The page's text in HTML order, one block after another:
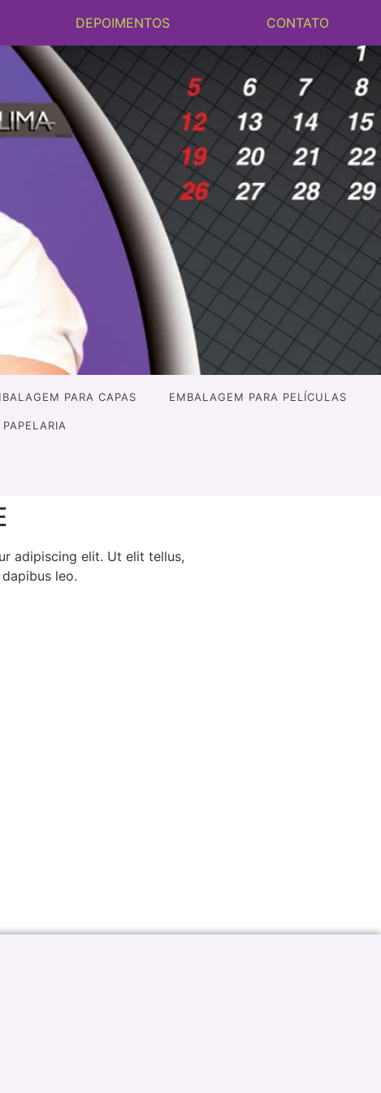
DEPOIMENTOS CONTATO
PARA CAPAS EMBALAGEM PARA PELÍCULAS
PAPELARIA
adipiscing elit. Ut elit tellus,
leo.